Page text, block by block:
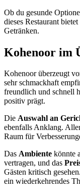
Ob du gesunde
dieses Restaurant
Getränken.
Kohenoor im
Kohenoor überzeugt
sehr schmackhaft
freundlich und schnell
positiv prägt.
Die Auswahl an
ebenfalls Anklang.
Raum für
Das Ambiente könnte
vertragen, und das
Gästen kritisch
ein wiederkehrendes